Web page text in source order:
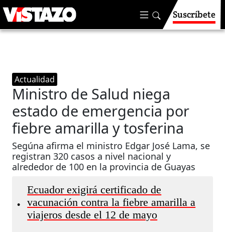
Suscríbete
Actualidad
Ministro de Salud niega
estado de emergencia por
fiebre amarilla y tosferina
Segúna afirma el ministro Edgar José Lama, se
registran 320 casos a nivel nacional y
alrededor de 100 en la provincia de Guayas
•
Ecuador exigirá certificado de
vacunación contra la fiebre amarilla a
viajeros desde el 12 de mayo